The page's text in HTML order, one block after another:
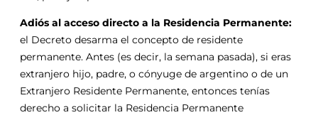
Adiós al acceso directo a la Residencia Permanente:
el Decreto desarma el concepto de residente
permanente. Antes (es decir, la semana pasada), si eras
extranjero hijo, padre, o cónyuge de argentino o de un
Extranjero Residente Permanente, entonces tenías
derecho a solicitar la Residencia Permanente